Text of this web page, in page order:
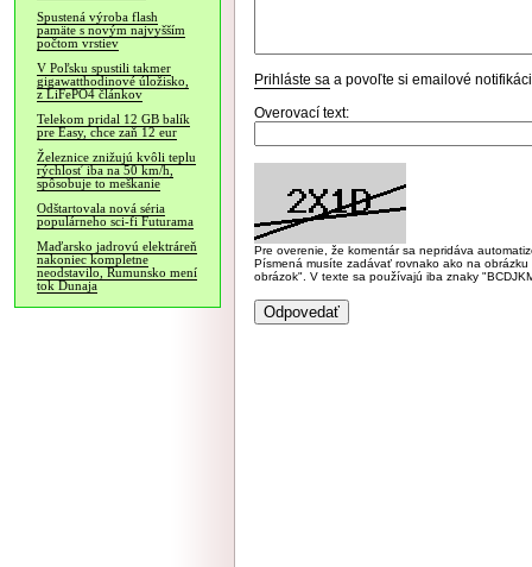
Spustená výroba flash
pamäte s novým najvyšším
počtom vrstiev
V Poľsku spustili takmer
gigawatthodinové úložisko,
z LiFePO4 článkov
Telekom pridal 12 GB balík
pre Easy, chce zaň 12 eur
Železnice znižujú kvôli teplu
rýchlosť iba na 50 km/h,
spôsobuje to meškanie
Odštartovala nová séria
populárneho sci-fi Futurama
Maďarsko jadrovú elektráreň
nakoniec kompletne
neodstavilo, Rumunsko mení
tok Dunaja
Prihláste sa a povoľte si emailové
Overovací text:
Pre overenie, že komentár sa nepridáva
Písmená musíte zadávať rovnako ako na
obrázok". V texte sa používajú iba znaky